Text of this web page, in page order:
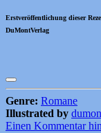
Erstveröffentlichung dieser
DuMontVerlag
Genre: Romane
Illustrated by
Einen Kommentar